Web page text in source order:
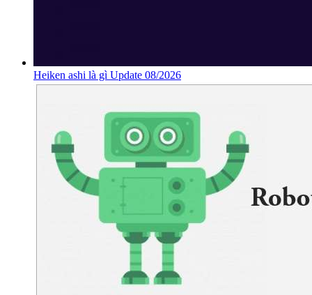
Heiken ashi là gì Update 08/2026